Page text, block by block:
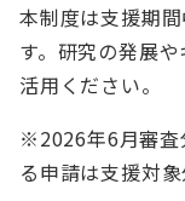
本制度は支援期
す。研究の発展
活用ください。
※2026年6月審査
る申請は支援対象